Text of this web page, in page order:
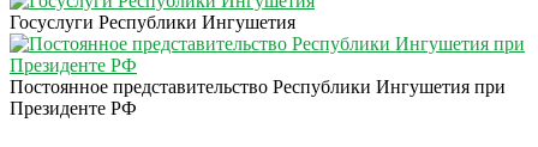
Госуслуги Республики Ингушетия
Постоянное представительство Республики Ингушетия при
Президенте РФ